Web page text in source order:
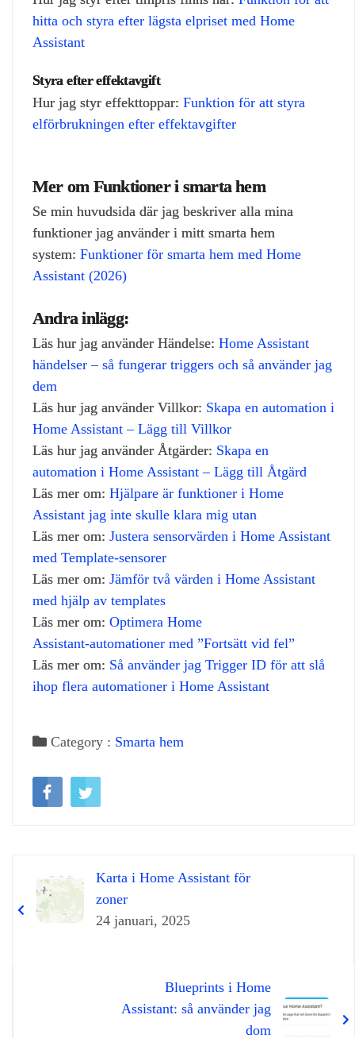
hitta och styra efter lägsta elpriset med Home
Assistant
Styra efter effektavgift
Hur jag styr effekttoppar: Funktion för att styra
elförbrukningen efter effektavgifter
Mer om Funktioner i smarta hem
Se min huvudsida där jag beskriver alla mina
funktioner jag använder i mitt smarta hem
system: Funktioner för smarta hem med Home
Assistant (2026)
Andra inlägg:
Läs hur jag använder Händelse: Home Assistant
händelser – så fungerar triggers och så använder jag
dem
Läs hur jag använder Villkor: Skapa en automation i
Home Assistant – Lägg till Villkor
Läs hur jag använder Åtgärder: Skapa en
automation i Home Assistant – Lägg till Åtgärd
Läs mer om: Hjälpare är funktioner i Home
Assistant jag inte skulle klara mig utan
Läs mer om: Justera sensorvärden i Home Assistant
med Template‑sensorer
Läs mer om: Jämför två värden i Home Assistant
med hjälp av templates
Läs mer om: Optimera Home
Assistant‑automationer med ”Fortsätt vid fel”
Läs mer om: Så använder jag Trigger ID för att slå
ihop flera automationer i Home Assistant
Category : Smarta hem
Karta i Home Assistant för
zoner
24 januari, 2025
Blueprints i Home
Assistant: så använder jag
dom